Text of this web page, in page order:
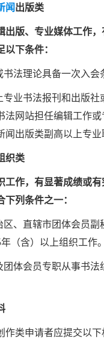
闻出版类
出版、专业媒体工作
下条件：
法理论具备一次入会
业书法报刊和出版社
法网站担任编辑工作
闻出版类副高以上专业
织类
工作，有显著成绩或
列条件之一：
区、直辖市团体会员副
（含）以上组织工作。
团体会员专职从事书法
作类申请者应提交以